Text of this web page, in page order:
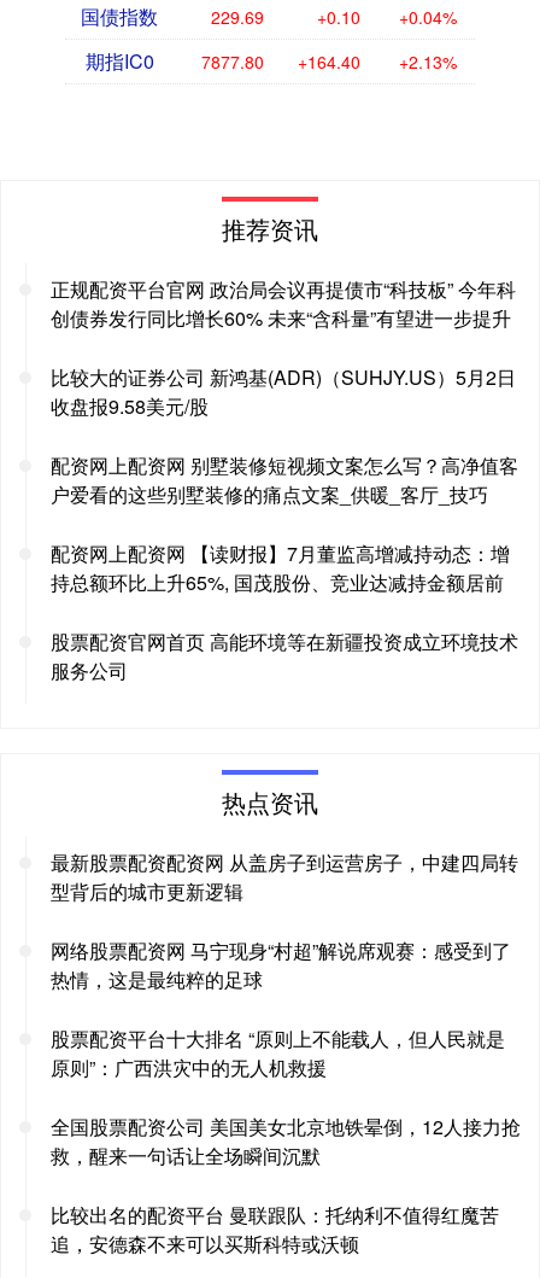
国债指数 229.69 +0.10 +0.04%
期指IC0 7877.80 +164.40 +2.13%
推荐资讯
正规配资平台官网 政治局会议再提债市“科技板” 今年科
创债券发行同比增长60% 未来“含科量”有望进一步提升
比较大的证券公司 新鸿基(ADR)（SUHJY.US）5月2日
收盘报9.58美元/股
配资网上配资网 别墅装修短视频文案怎么写？高净值客
户爱看的这些别墅装修的痛点文案_供暖_客厅_技巧
配资网上配资网 【读财报】7月董监高增减持动态：增
持总额环比上升65%, 国茂股份、竞业达减持金额居前
股票配资官网首页 高能环境等在新疆投资成立环境技术
服务公司
热点资讯
最新股票配资配资网 从盖房子到运营房子，中建四局转
型背后的城市更新逻辑
网络股票配资网 马宁现身“村超”解说席观赛：感受到了
热情，这是最纯粹的足球
股票配资平台十大排名 “原则上不能载人，但人民就是
原则”：广西洪灾中的无人机救援
全国股票配资公司 美国美女北京地铁晕倒，12人接力抢
救，醒来一句话让全场瞬间沉默
比较出名的配资平台 曼联跟队：托纳利不值得红魔苦
追，安德森不来可以买斯科特或沃顿